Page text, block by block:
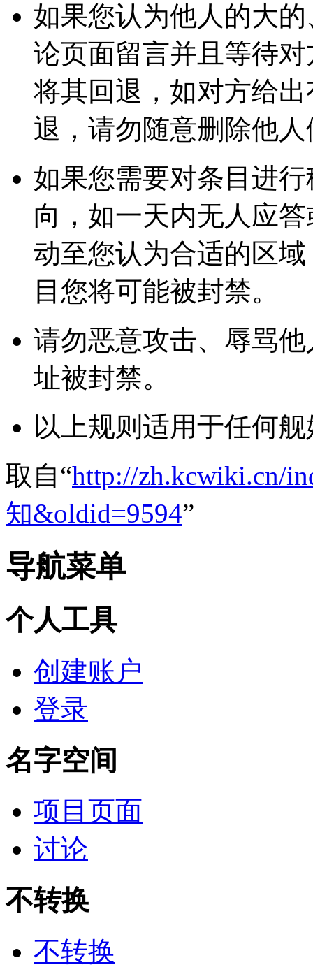
如果您认为他人的大
论页面留言并且等待
将其回退，如对方给
退，请勿随意删除他
如果您需要对条目进
向，如一天内无人应
动至您认为合适的区
目您将可能被封禁。
请勿恶意攻击、辱骂
址被封禁。
以上规则适用于任何
取自“http://zh.kcwiki.cn/
知&oldid=9594”
导航菜单
个人工具
创建账户
登录
名字空间
项目页面
讨论
不转换
不转换